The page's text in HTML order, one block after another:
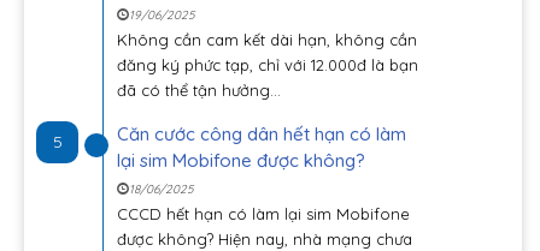
19/06/2025
Không cần cam kết dài hạn, không cần
đăng ký phức tạp, chỉ với 12.000đ là bạn
đã có thể tận hưởng...
5
Căn cước công dân hết hạn có làm
lại sim Mobifone được không?
18/06/2025
CCCD hết hạn có làm lại sim Mobifone
được không? Hiện nay, nhà mạng chưa